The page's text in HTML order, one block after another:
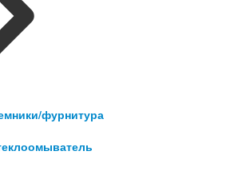
фурнитура